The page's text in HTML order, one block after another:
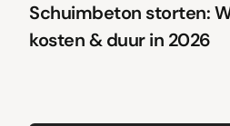
Schuimbeton storten:
kosten & duur in 2026